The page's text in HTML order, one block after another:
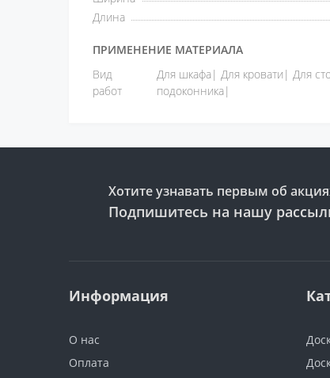
Длина
ПРИМЕНЕНИЕ МАТЕРИАЛА
Вид
работ
Для шкафа| Для кровати| Для
подоконника|
Хотите узнавать первым об
Подпишитесь на нашу
Информация
О нас
Оплата